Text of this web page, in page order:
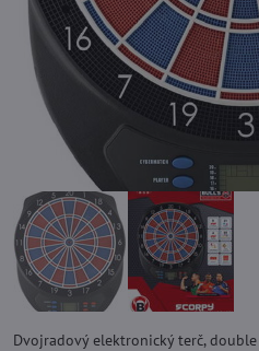
Dvojradový elektronický terč,